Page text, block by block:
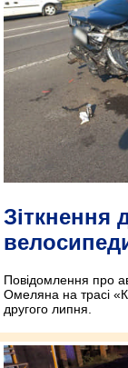
Зіткнення
Повідомлення про
Омеляна на трасі
другого липня.